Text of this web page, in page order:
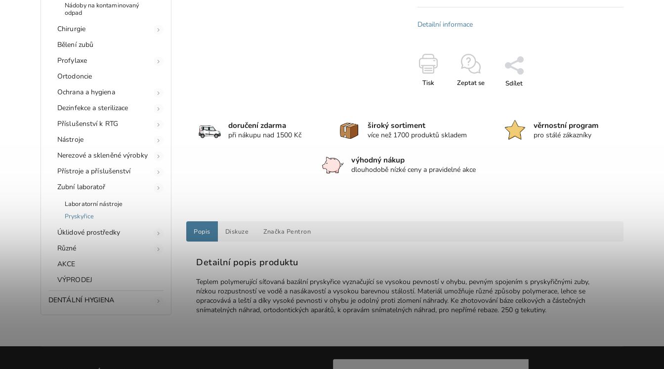
Nádoby na kontaminovaný
odpad
Chirurgie
Bělení zubů
Profylaxe
Ortodoncie
Ochrana a hygiena
Dezinfekce a sterilizace
Příslušenství k RTG
Nástroje
Nerezové a skleněné výrobky
Přístroje a příslušenství
Zubní laboratoř
Laboratorní nástroje
Pryskyřice
Úklidové prostředky
Různé
AKCE
VÝPRODEJ
DENTÁLNÍ HYGIENA
Detailní informace
Tisk Zeptat se Sdílet
doručení zdarma
při nákupu nad 1500 Kč
široký sortiment
více než 1700 produktů skladem
věrnostní program
pro stálé zákazníky
výhodný nákup
dlouhodobě nízké ceny a pravidelné akce
Popis Diskuze Značka Pentron
Detailní popis produktu
Teplem polymerující síťovaná bazální pryskyřice vyznačující se vysokou pevností v ohybu, pevným spojením s pryskyřičnými zuby,
nízkou rozpustností ve vodě a nasákavostí a vysokou barevnou stálostí. Materiál umožňuje různé způsoby polymerace, lehce se
opracovává a leští a díky vysoké pevnosti v ohybu je odolný proti zlomení náhrady. Ke zhotovování báze celkových a částečných
snímatelných náhrad, ortodontických aparátů, k opravám snímatelných náhrad, pro nepřímé rebaze. 250 g tekutiny.